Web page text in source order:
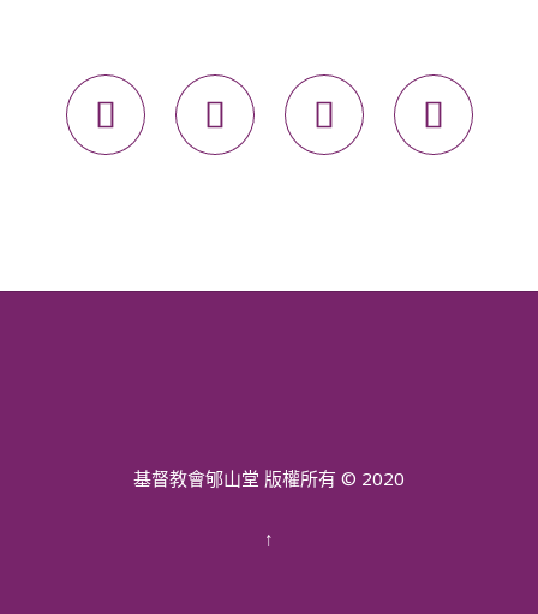
   
基督教會郇山堂 版權所有 © 2020
↑